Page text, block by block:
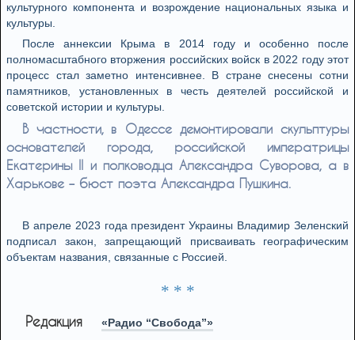
культурного компонента и возрождение национальных языка и
культуры.
После аннексии Крыма в 2014 году и особенно после
полномасштабного вторжения российских войск в 2022 году этот
процесс стал заметно интенсивнее. В стране снесены сотни
памятников, установленных в честь деятелей российской и
советской истории и культуры.
В частности, в Одессе демонтировали скульптуры
основателей города, российской императрицы
Екатерины II и полководца Александра Суворова, а в
Харькове – бюст поэта Александра Пушкина.
В апреле 2023 года президент Украины Владимир Зеленский
подписал закон, запрещающий присваивать географическим
объектам названия, связанные с Россией.
* * *
Редакция «Радио “Свобода”»